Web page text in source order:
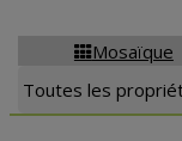
Mosaïque